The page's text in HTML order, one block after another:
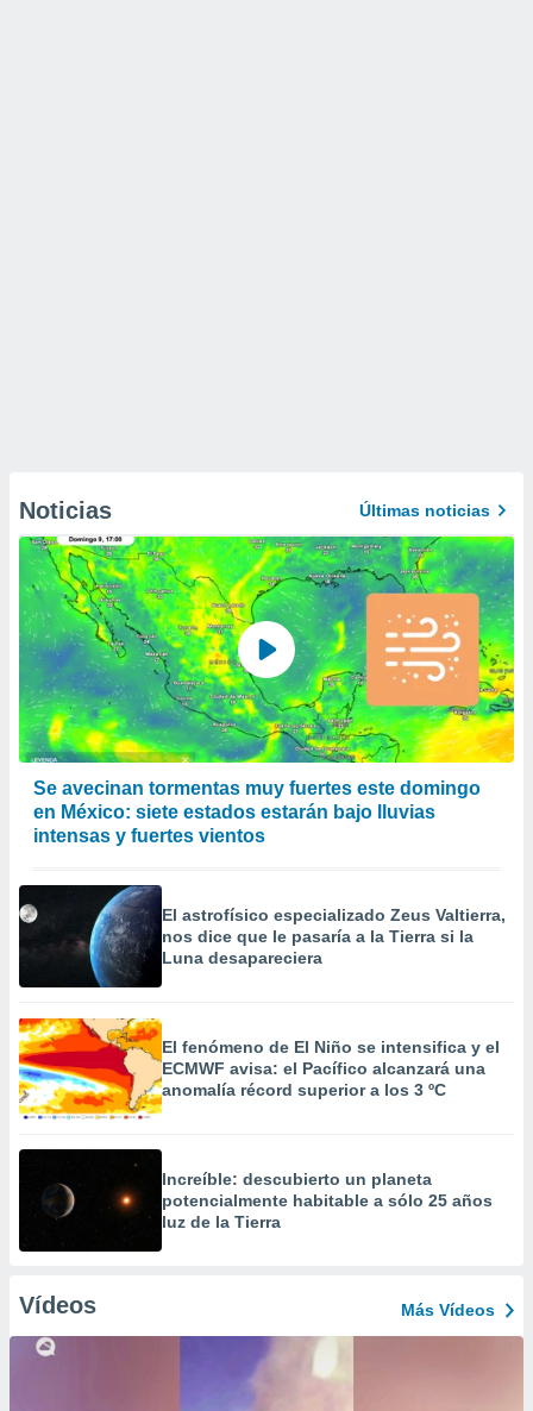
Noticias Últimas noticias
Se avecinan tormentas muy fuertes este domingo
en México: siete estados estarán bajo lluvias
intensas y fuertes vientos
El astrofísico especializado Zeus Valtierra,
nos dice que le pasaría a la Tierra si la
Luna desapareciera
El fenómeno de El Niño se intensifica y el
ECMWF avisa: el Pacífico alcanzará una
anomalía récord superior a los 3 ºC
Increíble: descubierto un planeta
potencialmente habitable a sólo 25 años
luz de la Tierra
Vídeos Más Vídeos